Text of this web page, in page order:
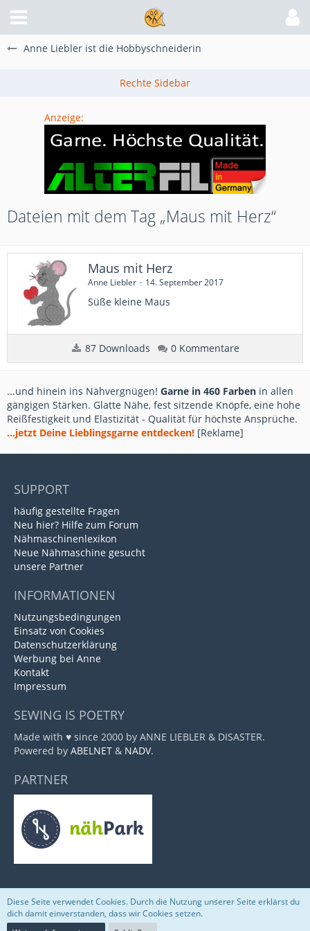
Anne Liebler ist die Hobbyschneiderin
Anzeige:
Dateien mit dem Tag „Maus mit Herz“
Maus mit Herz
Anne Liebler 14. September 2017
Süße kleine Maus
87 Downloads 0 Kommentare
...und hinein ins Nähvergnügen! Garne in 460 Farben in allen
gängigen Stärken. Glatte Nähe, fest sitzende Knöpfe, eine hohe
Reißfestigkeit und Elastizität - Qualität für höchste Ansprüche.
...jetzt Deine Lieblingsgarne entdecken! [Reklame]
SUPPORT
häufig gestellte Fragen
Neu hier? Hilfe zum Forum
Nähmaschinenlexikon
Neue Nähmaschine gesucht
unsere Partner
INFORMATIONEN
Nutzungsbedingungen
Einsatz von Cookies
Datenschutzerklärung
Werbung bei Anne
Kontakt
Impressum
SEWING IS POETRY
Made with ♥ since 2000 by ANNE LIEBLER & DISASTER.
Powered by ABELNET & NADV.
PARTNER
Community-Software:WoltLab Suite™
Diese Seite verwendet Cookies. Durch die Nutzung unserer Seite erklärst du
dich damit einverstanden, dass wir Cookies setzen.